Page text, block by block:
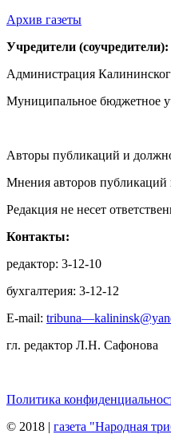
Архив газеты
Учредители (соучредители):
Администрация
Муниципальное бюджетное
Авторы публикаций и
Мнения авторов публикаций
Редакция не несет
Контакты:
редактор: 3-12-10
бухгалтерия: 3-12-12
E-mail:
гл. редактор Л.Н. Сафонова
Политика
© 2018 | газета "Народная